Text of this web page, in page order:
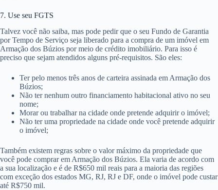
7. Use seu FGTS
Talvez você não saiba, mas pode pedir que o seu Fundo de Garantia
por Tempo de Serviço seja liberado para a compra de um imóvel em
Armação dos Búzios por meio de crédito imobiliário. Para isso é
preciso que sejam atendidos alguns pré-requisitos. São eles:
Ter pelo menos três anos de carteira assinada em Armação dos
Búzios;
Não ter nenhum outro financiamento habitacional ativo no seu
nome;
Morar ou trabalhar na cidade onde pretende adquirir o imóvel;
Não ter uma propriedade na cidade onde você pretende adquirir
o imóvel;
Também existem regras sobre o valor máximo da propriedade que
você pode comprar em Armação dos Búzios. Ela varia de acordo com
a sua localização e é de R$650 mil reais para a maioria das regiões
com exceção dos estados MG, RJ, RJ e DF, onde o imóvel pode custar
até R$750 mil.